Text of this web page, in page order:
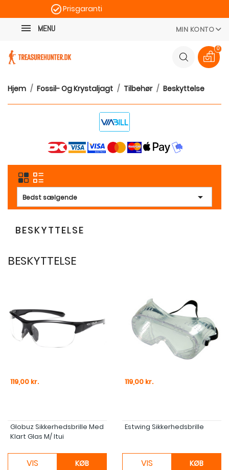
Prisgaranti
MENU MIN KONTO
0
Hjem Fossil- Og Krystaljagt Tilbehør Beskyttelse
Bedst sælgende 
BESKYTTELSE
BESKYTTELSE
Pris
119,00 kr.
Globuz Sikkerhedsbrille Med
Klart Glas M/ Itui
VIS KØB
Pris
119,00 kr.
Estwing Sikkerhedsbrille
VIS KØB